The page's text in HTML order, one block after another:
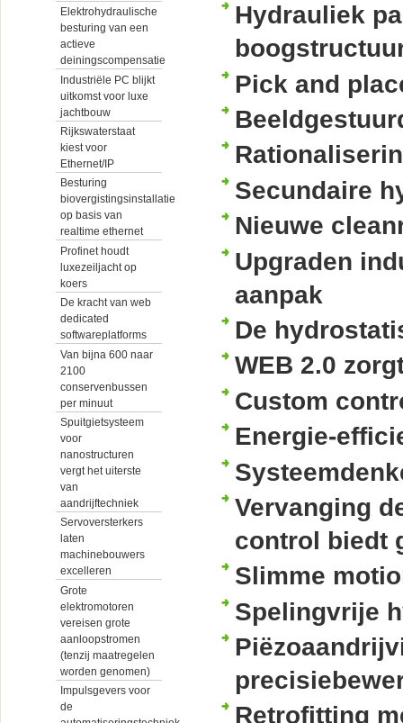
Elektrohydraulische
besturing van een
actieve
deiningscompensatie
Industriële PC blijkt
uitkomst voor luxe
jachtbouw
Rijkswaterstaat
kiest voor
Ethernet/IP
Besturing
biovergistingsinstallatie
op basis van
realtime ethernet
Profinet houdt
luxezeiljacht op
koers
De kracht van web
dedicated
softwareplatforms
Van bijna 600 naar
2100
conservenbussen
per minuut
Spuitgietsysteem
voor
nanostructuren
vergt het uiterste
van
aandrijftechniek
Servoversterkers
laten
machinebouwers
excelleren
Grote
elektromotoren
vereisen grote
aanloopstromen
(tenzij maatregelen
worden genomen)
Impulsgevers voor
de
Hydrauliek
Pick and
Secundaire
Nieuwe
Upgraden
aanpak
De
WEB 2.0
Custom
Energie-
Vervanging
control biedt
Slimme
Spelingvrije
Retrofitting